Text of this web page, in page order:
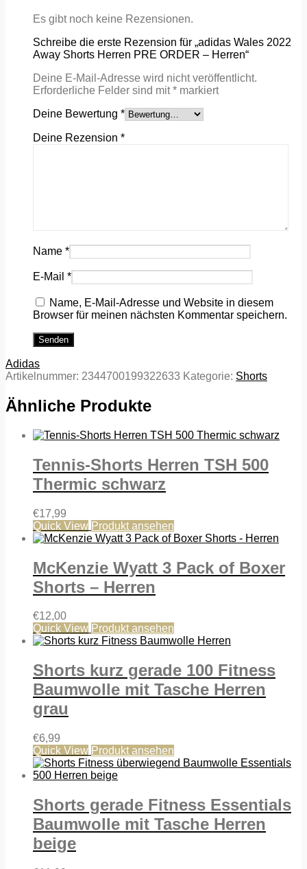
Es gibt noch keine Rezensionen.
Schreibe die erste Rezension für „adidas Wales 2022
Away Shorts Herren PRE ORDER – Herren“
Deine E-Mail-Adresse wird nicht veröffentlicht.
Erforderliche Felder sind mit* markiert
Deine Bewertung *
Deine Rezension *
Name *
E-Mail *
Name, E-Mail-Adresse und Website in diesem
Browser für meinen nächsten Kommentar speichern.
Adidas
Artikelnummer: 2344700199322633 Kategorie: Shorts
Ähnliche Produkte
Tennis-Shorts Herren TSH 500
Thermic schwarz
€17,99
Quick View Produkt ansehen
McKenzie Wyatt 3 Pack of Boxer
Shorts – Herren
€12,00
Quick View Produkt ansehen
Shorts kurz gerade 100 Fitness
Baumwolle mit Tasche Herren
grau
€6,99
Quick View Produkt ansehen
Shorts gerade Fitness Essentials
Baumwolle mit Tasche Herren
beige